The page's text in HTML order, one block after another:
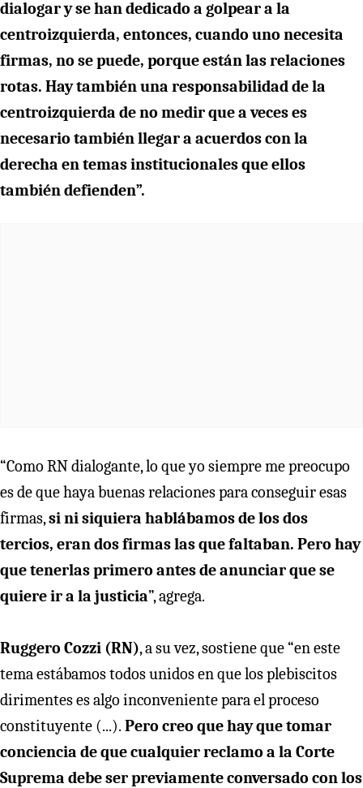
dialogar y se han dedicado a golpear a la
centroizquierda, entonces, cuando uno necesita
firmas, no se puede, porque están las relaciones
rotas. Hay también una responsabilidad de la
centroizquierda de no medir que a veces es
necesario también llegar a acuerdos con la
derecha en temas institucionales que ellos
también defienden”.
“Como RN dialogante, lo que yo siempre me preocupo
es de que haya buenas relaciones para conseguir esas
firmas,si ni siquiera hablábamos de los dos
tercios, eran dos firmas las que faltaban. Pero hay
que tenerlas primero antes de anunciar que se
quiere ir a la justicia”, agrega.
Ruggero Cozzi (RN), a su vez, sostiene que “en este
tema estábamos todos unidos en que los plebiscitos
dirimentes es algo inconveniente para el proceso
constituyente (...). Pero creo que hay que tomar
conciencia de que cualquier reclamo a la Corte
Suprema debe ser previamente conversado con los